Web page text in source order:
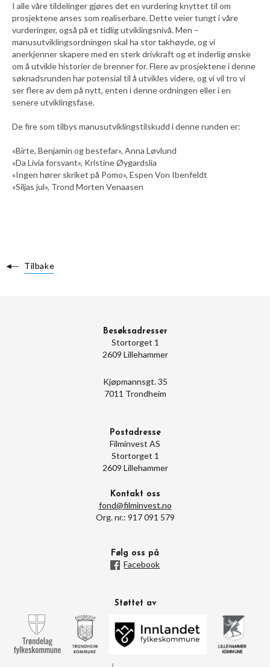
I alle våre tildelinger gjøres det en vurdering knyttet til om
prosjektene anses som realiserbare. Dette veier tungt i våre
vurderinger, også på et tidlig utviklingsnivå. Men –
manusutviklingsordningen skal ha stor takhøyde, og vi
anerkjenner skapere med en sterk drivkraft og et inderlig ønske
om å utvikle historier de brenner for. Flere av prosjektene i denne
søknadsrunden har potensial til å utvikles videre, og vi vil tro vi
ser flere av dem på nytt, enten i denne ordningen eller i en
senere utviklingsfase.
De fire som tilbys manusutviklingstilskudd i denne runden er:
«Birte, Benjamin og bestefar», Anna Løvlund
«Da Livia forsvant», Kristine Øygardslia
«Ingen hører skriket på Pomo», Espen Von Ibenfeldt
«Siljas jul», Trond Morten Venaasen
Tilbake
Besøksadresser
Stortorget 1
2609 Lillehammer
Kjøpmannsgt. 35
7011 Trondheim
Postadresse
Filminvest AS
Stortorget 1
2609 Lillehammer
Kontakt oss
fond@filminvest.no
Org. nr.: 917 091 579
Følg oss på
Facebook
Støttet av